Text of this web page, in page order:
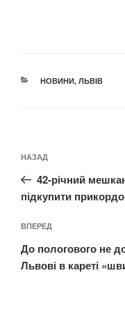
КАТЕГОРІЇ
НОВИНИ, ЛЬВІВ
записів
Попередній
запис:
НАЗАД
42-річний
підкупити
Наступний
запис
ВПЕРЕД
До пологового не
Львові в кареті